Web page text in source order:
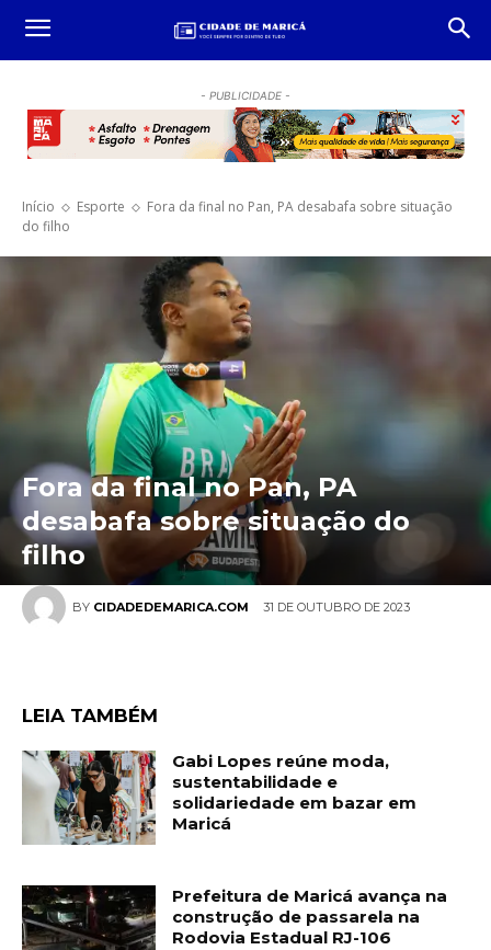
- PUBLICIDADE -
Início Esporte
Fora da final no Pan, PA desabafa sobre situação
do filho
BY CIDADEDEMARICA.COM 31 DE OUTUBRO DE 2023
Fora da final no Pan, PA
desabafa sobre situação do
filho
LEIA TAMBÉM
Gabi Lopes reúne moda,
sustentabilidade e
solidariedade em bazar em
Maricá
Prefeitura de Maricá avança na
construção de passarela na
Rodovia Estadual RJ-106